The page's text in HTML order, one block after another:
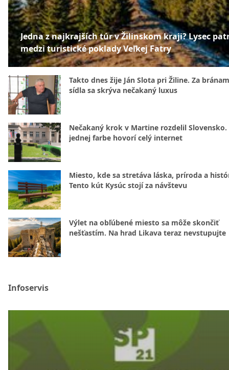
Jedna z najkrajších túr v Žilinskom kraji? Lysec
medzi turistické poklady Veľkej Fatry
Takto dnes žije Ján Slota pri Žiline. Za
sídla sa skrýva nečakaný luxus
Nečakaný krok v Martine rozdelil Slovensko.
jednej farbe hovorí celý internet
Miesto, kde sa stretáva láska, príroda a
Tento kút Kysúc stojí za návštevu
Výlet na obľúbené miesto sa môže skončiť
nešťastím. Na hrad Likava teraz nevstupujte
Infoservis